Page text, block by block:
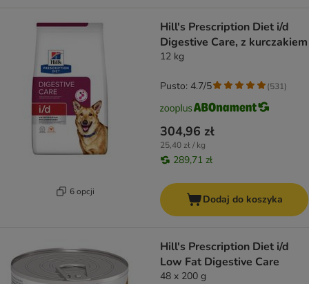
6 opcji
Hill's Prescription Diet i/d
Digestive Care, z kurczakiem
12 kg
304,96 zł
25,40 zł / kg
289,71 zł
Pusto: 4.7/5 (531)
Dodaj do koszyka
Hill's Prescription Diet i/d
Low Fat Digestive Care
48 x 200 g